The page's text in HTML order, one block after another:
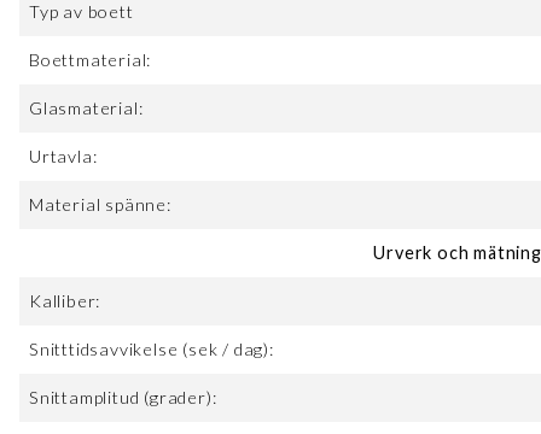
Typ av boett
Boettmaterial:
Glasmaterial:
Urtavla:
Material spänne:
Urverk och
Kalliber:
Snitttidsavvikelse (sek / dag):
Snittamplitud (grader):